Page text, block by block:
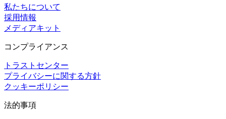
私たちについて
採用情報
メディアキット
コンプライアンス
トラストセンター
プライバシーに関する方針
クッキーポリシー
法的事項